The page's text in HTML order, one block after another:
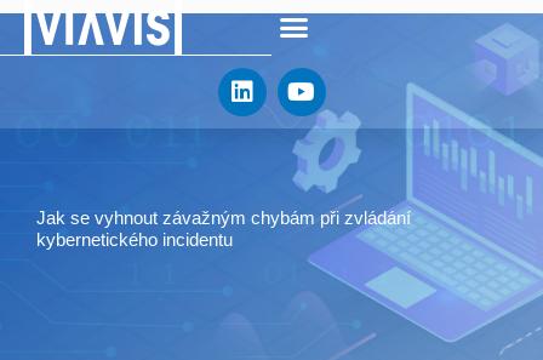
Přeskočit
L
i
n
i
Y
o
u
t
u
b
e
Jak se vyhnout závažným chybám při zvládání
kybernetického incidentu